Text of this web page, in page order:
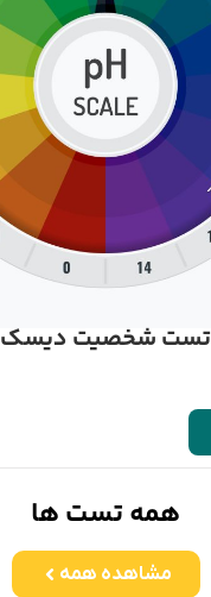
تست شخصیت دیسک
همه تست ها
مشاهده همه